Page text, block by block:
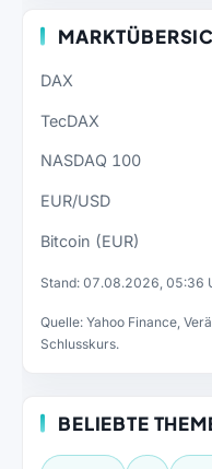
DAX
TecDAX
NASDAQ 100
EUR/USD
Bitcoin (EUR)
Stand: 07.08.2026, 05:36
Quelle: Yahoo Finance,
Schlusskurs.
BELIEBTE